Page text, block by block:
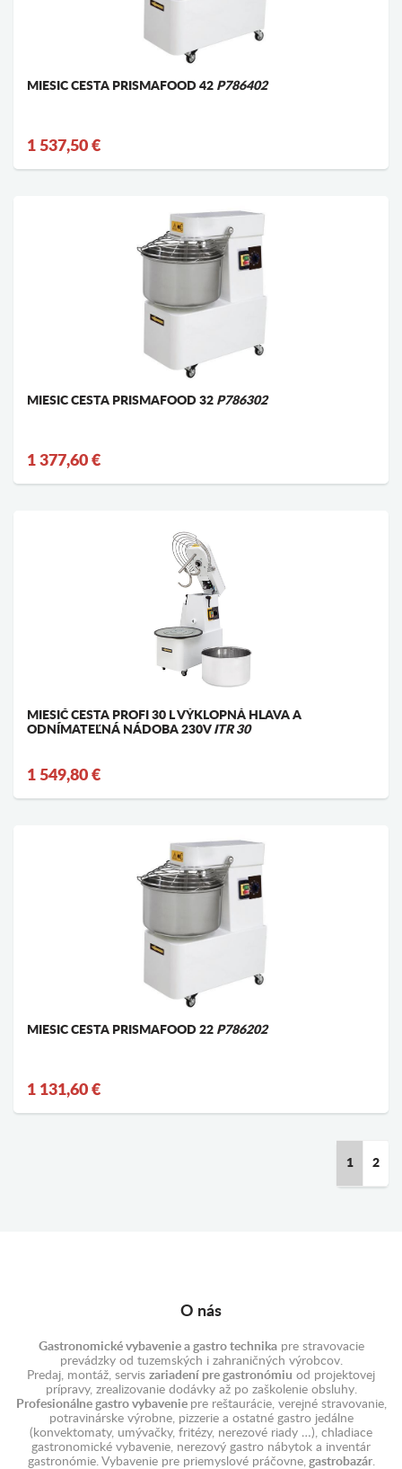
MIESIC CESTA PRISMAFOOD 42 P786402
1 537,50 €
MIESIC CESTA PRISMAFOOD 32 P786302
1 377,60 €
MIESIČ CESTA PROFI 30 L VÝKLOPNÁ HLAVA A
ODNÍMATEĽNÁ NÁDOBA 230V ITR 30
1 549,80 €
MIESIC CESTA PRISMAFOOD 22 P786202
1 131,60 €
1 2
O nás
Gastronomické vybavenie a gastro technikapre stravovacie
prevádzky od tuzemských i zahraničných výrobcov.
Predaj, montáž, servis zariadení pre gastronómiu od projektovej
prípravy, zrealizovanie dodávky až po zaškolenie obsluhy.
Profesionálne gastro vybavenie pre reštaurácie, verejné stravovanie,
potravinárske výrobne, pizzerie a ostatné gastro jedálne
(konvektomaty, umývačky, fritézy, nerezové riady …), chladiace
gastronomické vybavenie, nerezový gastro nábytok a inventár
gastronómie. Vybavenie pre priemyslové práčovne,gastrobazár.